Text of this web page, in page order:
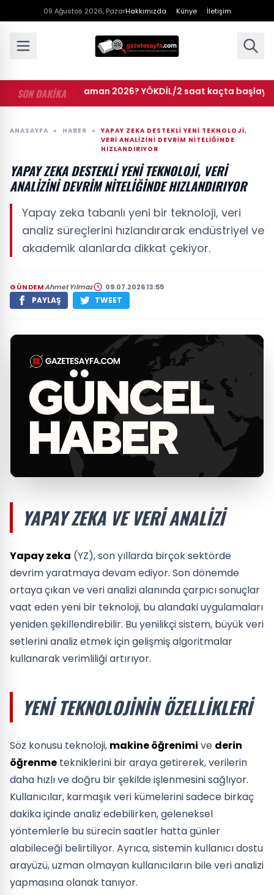
09 Ağustos 2026, PazarHakkımızda Künye İletişim
SON DAKİKA
• YÖKDİL ne zaman 2026? YÖKDİL/2 saat kaçta
ANASAYFA » HABER »
YAPAY ZEKA DESTEKLI YENI TEKNOLOJI,
VERI ANALIZINI DEVRIM NITELIĞINDE
HIZLANDIRIYOR
YAPAY ZEKA DESTEKLI YENI TEKNOLOJI, VERI
ANALIZINI DEVRIM NITELIĞINDE HIZLANDIRIYOR
Yapay zeka tabanlı yeni bir teknoloji, veri
analiz süreçlerini hızlandırarak endüstriyel ve
akademik alanlarda dikkat çekiyor.
GÜNDEMAhmet Yılmaz 09.07.2026 13:55
PAYLAŞ TWEET
YAPAY ZEKA VE VERI ANALIZI
Yapay zeka (YZ), son yıllarda birçok sektörde
devrim yaratmaya devam ediyor. Son dönemde
ortaya çıkan ve veri analizi alanında çarpıcı sonuçlar
vaat eden yeni bir teknoloji, bu alandaki uygulamaları
yeniden şekillendirebilir. Bu yenilikçi sistem, büyük veri
setlerini analiz etmek için gelişmiş algoritmalar
kullanarak verimliliği artırıyor.
YENI TEKNOLOJININ ÖZELLIKLERI
Söz konusu teknoloji, makine öğrenimi ve derin
öğrenme tekniklerini bir araya getirerek, verilerin
daha hızlı ve doğru bir şekilde işlenmesini sağlıyor.
Kullanıcılar, karmaşık veri kümelerini sadece birkaç
dakika içinde analiz edebilirken, geleneksel
yöntemlerle bu sürecin saatler hatta günler
alabileceği belirtiliyor. Ayrıca, sistemin kullanıcı dostu
arayüzü, uzman olmayan kullanıcıların bile veri analizi
yapmasına olanak tanıyor.